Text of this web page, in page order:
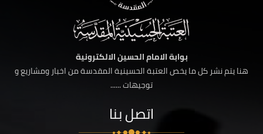
بوابة الامام الحسين الالكترونية
هنا يتم نشر كل ما يخص العتبة الحسينية المقدسة من اخبار ومشاريع و
توجيهات ......
اتصل بنا